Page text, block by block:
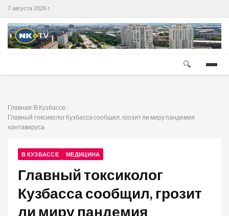
7 августа 2026 г.
🔍
Главная/В Кузбассе/
Главный токсиколог Кузбасса сообщил, грозит ли миру пандемия
хантавируса
В КУЗБАССЕ МЕДИЦИНА
Главный токсиколог
Кузбасса сообщил, грозит
ли миру пандемия